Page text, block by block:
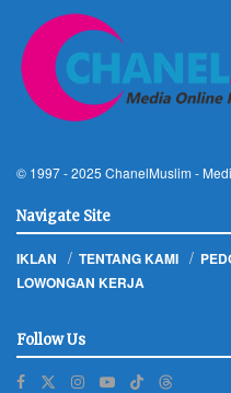
© 1997 - 2025 ChanelMuslim -
Navigate Site
IKLAN TENTANG KAMI
LOWONGAN KERJA
Follow Us